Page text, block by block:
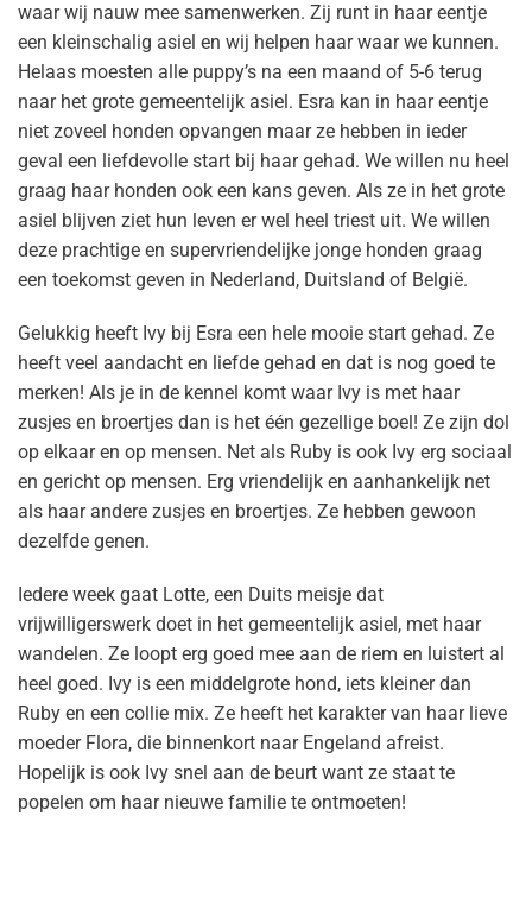
waar wij nauw mee samenwerken. Zij runt in haar eentje
een kleinschalig asiel en wij helpen haar waar we kunnen.
Helaas moesten alle puppy’s na een maand of 5-6 terug
naar het grote gemeentelijk asiel. Esra kan in haar eentje
niet zoveel honden opvangen maar ze hebben in ieder
geval een liefdevolle start bij haar gehad. We willen nu heel
graag haar honden ook een kans geven. Als ze in het grote
asiel blijven ziet hun leven er wel heel triest uit. We willen
deze prachtige en supervriendelijke jonge honden graag
een toekomst geven in Nederland, Duitsland of België.
Gelukkig heeft Ivy bij Esra een hele mooie start gehad. Ze
heeft veel aandacht en liefde gehad en dat is nog goed te
merken! Als je in de kennel komt waar Ivy is met haar
zusjes en broertjes dan is het één gezellige boel! Ze zijn dol
op elkaar en op mensen. Net als Ruby is ook Ivy erg sociaal
en gericht op mensen. Erg vriendelijk en aanhankelijk net
als haar andere zusjes en broertjes. Ze hebben gewoon
dezelfde genen.
Iedere week gaat Lotte, een Duits meisje dat
vrijwilligerswerk doet in het gemeentelijk asiel, met haar
wandelen. Ze loopt erg goed mee aan de riem en luistert al
heel goed. Ivy is een middelgrote hond, iets kleiner dan
Ruby en een collie mix. Ze heeft het karakter van haar lieve
moeder Flora, die binnenkort naar Engeland afreist.
Hopelijk is ook Ivy snel aan de beurt want ze staat te
popelen om haar nieuwe familie te ontmoeten!